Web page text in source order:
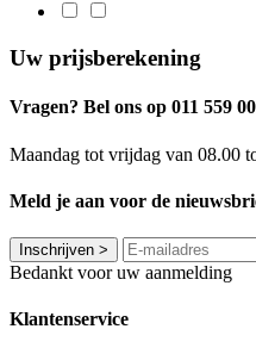
Uw prijsberekening
Vragen? Bel ons op 011 559
Maandag tot vrijdag van 08.00
Meld je aan voor de
Inschrijven >
Bedankt voor uw aanmelding
Klantenservice